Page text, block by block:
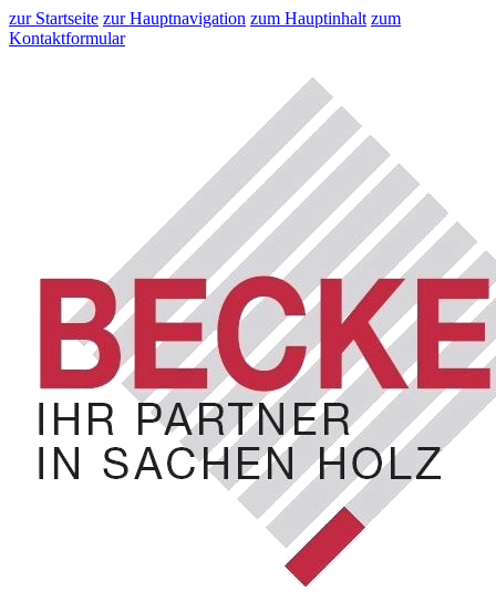
zur Startseite zur Hauptnavigation zum Hauptinhalt zum
Kontaktformular